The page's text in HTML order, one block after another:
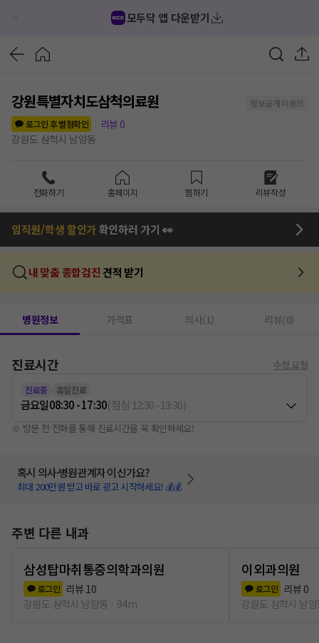
모두닥 앱 다운받기
강원특별자치도삼척의료원
정보공개 미동의
로그인 후 별점확인
리뷰 0
강원도 삼척시 남양동
전화하기 홈페이지 찜하기 리뷰작성
임직원/학생 할인가확인하러 가기 👀
내 맞춤 종합검진 견적 받기
병원정보 가격표 의사(1) 리뷰(0)
진료시간 수정 요청
진료중 휴일진료
금요일08:30 - 17:30(점심 12:30-13:30)
※ 방문 전 전화를 통해 진료시간을 꼭 확인하세요!
혹시 의사·병원관계자 이신가요?
최대 200만원 받고 바로 광고 시작하세요! 💰💰
주변 다른 내과
삼성탑마취통증의학과의원
로그인 리뷰 10
강원도 삼척시 남양동
94m
이외과의원
로그인 리뷰 0
강원도 삼척시 남